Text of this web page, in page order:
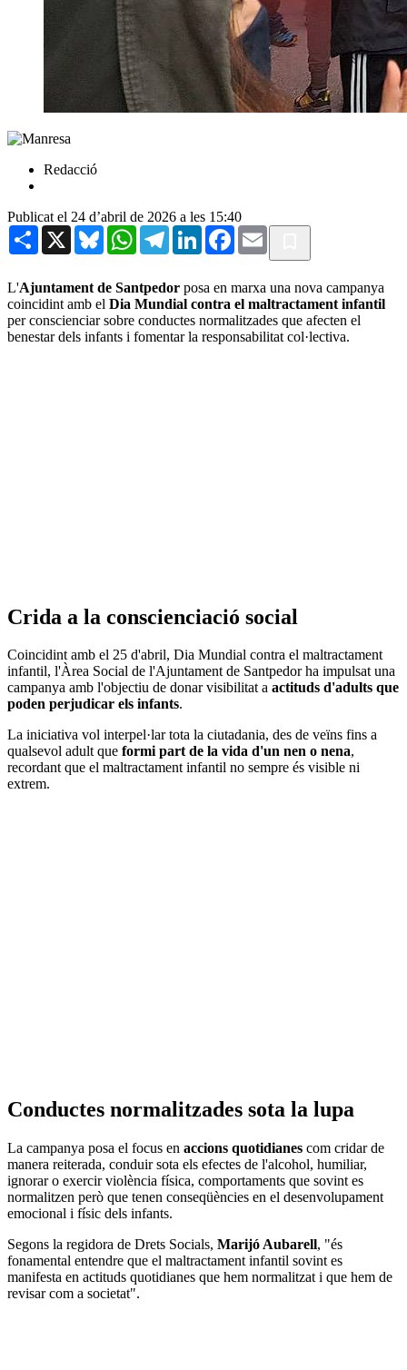
Redacció
Publicat el 24 d’abril de 2026 a les 15:40
Share X BlueskyWhatsAppTelegramLinkedInFacebook
Email
L'Ajuntament de Santpedor posa en marxa una nova campanya
coincidint amb el Dia Mundial contra el maltractament infantil
per conscienciar sobre conductes normalitzades que afecten el
benestar dels infants i fomentar la responsabilitat col·lectiva.
Crida a la conscienciació social
Coincidint amb el 25 d'abril, Dia Mundial contra el maltractament
infantil, l'Àrea Social de l'Ajuntament de Santpedor ha impulsat una
campanya amb l'objectiu de donar visibilitat a actituds d'adults que
poden perjudicar els infants.
La iniciativa vol interpel·lar tota la ciutadania, des de veïns fins a
qualsevol adult que formi part de la vida d'un nen o nena,
recordant que el maltractament infantil no sempre és visible ni
extrem.
Conductes normalitzades sota la lupa
La campanya posa el focus en accions quotidianes com cridar de
manera reiterada, conduir sota els efectes de l'alcohol, humiliar,
ignorar o exercir violència física, comportaments que sovint es
normalitzen però que tenen conseqüències en el desenvolupament
emocional i físic dels infants.
Segons la regidora de Drets Socials, Marijó Aubarell, "és
fonamental entendre que el maltractament infantil sovint es
manifesta en actituds quotidianes que hem normalitzat i que hem de
revisar com a societat".